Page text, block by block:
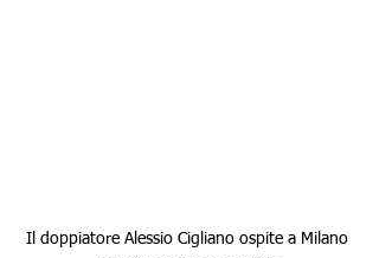
Il doppiatore Alessio Cigliano ospite a Milano